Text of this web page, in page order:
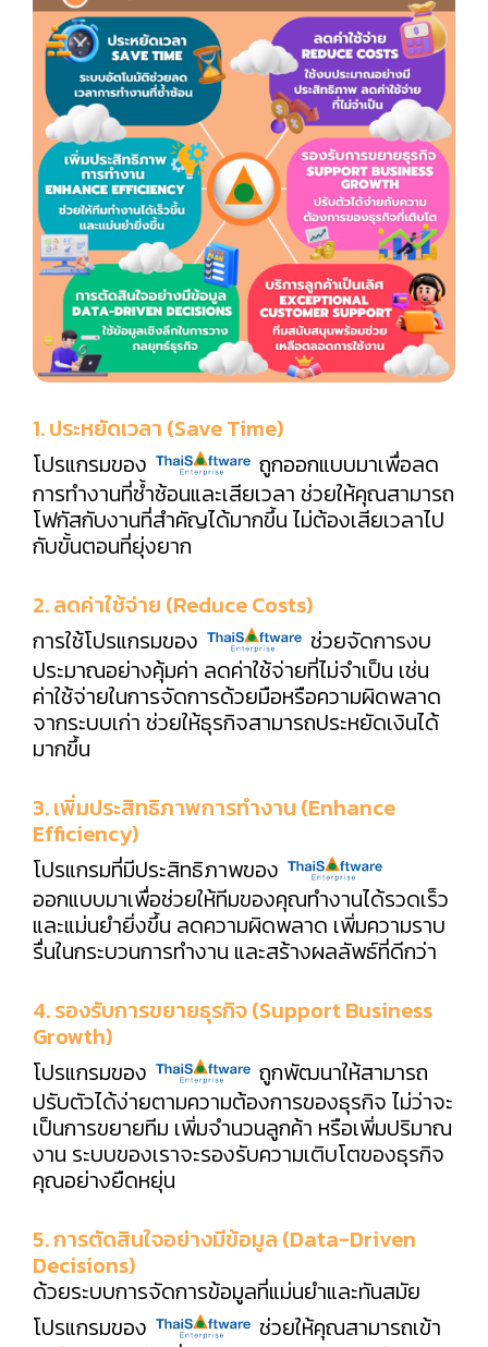
1. ประหยัดเวลา (Save Time)
โปรแกรมของ
ถูกออกแบบมาเพื่อลด
การทำงานที่ซ้ำซ้อนและเสียเวลา ช่วยให้คุณสามารถ
โฟกัสกับงานที่สำคัญได้มากขึ้น ไม่ต้องเสียเวลาไป
กับขั้นตอนที่ยุ่งยาก
2. ลดค่าใช้จ่าย (Reduce Costs)
การใช้โปรแกรมของ
ช่วยจัดการงบ
ประมาณอย่างคุ้มค่า ลดค่าใช้จ่ายที่ไม่จำเป็น เช่น
ค่าใช้จ่ายในการจัดการด้วยมือหรือความผิดพลาด
จากระบบเก่า ช่วยให้ธุรกิจสามารถประหยัดเงินได้
มากขึ้น
3. เพิ่มประสิทธิภาพการทำงาน (Enhance
Efficiency)
โปรแกรมที่มีประสิทธิภาพของ
ออกแบบมาเพื่อช่วยให้ทีมของคุณทำงานได้รวดเร็ว
และแม่นยำยิ่งขึ้น ลดความผิดพลาด เพิ่มความราบ
รื่นในกระบวนการทำงาน และสร้างผลลัพธ์ที่ดีกว่า
4. รองรับการขยายธุรกิจ (Support Business
Growth)
โปรแกรมของ
ถูกพัฒนาให้สามารถ
ปรับตัวได้ง่ายตามความต้องการของธุรกิจ ไม่ว่าจะ
เป็นการขยายทีม เพิ่มจำนวนลูกค้า หรือเพิ่มปริมาณ
งาน ระบบของเราจะรองรับความเติบโตของธุรกิจ
คุณอย่างยืดหยุ่น
5. การตัดสินใจอย่างมีข้อมูล (Data-Driven
Decisions)
ด้วยระบบการจัดการข้อมูลที่แม่นยำและทันสมัย
โปรแกรมของ
ช่วยให้คุณสามารถเข้า